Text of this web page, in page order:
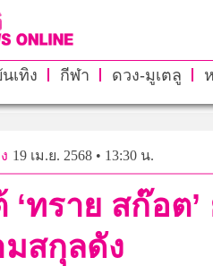
เทิง กีฬา ดวง-มูเตลู
19 เม.ย. 2568 • 13:30 น.
‘ทราย สก๊อ
มสกุลดัง